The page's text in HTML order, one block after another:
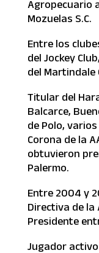
Agropecuario
Mozuelas S.C.
Entre los
del Jockey
del Martindale
Titular del
Balcarce,
de Polo,
Corona de la
obtuvieron
Palermo.
Entre 2004 y
Directiva de la
Presidente
Jugador